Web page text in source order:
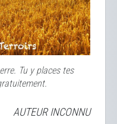
Tu y places tes
AUTEUR INCONNU